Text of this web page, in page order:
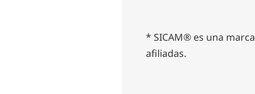
* SICAM® es una
afiliadas.